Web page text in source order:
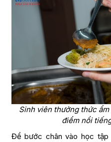
Sinh viên thưởng thức
điểm nổi
Để bước chân vào học